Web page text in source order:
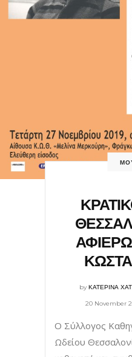
byΚΑΤΕΡΙΝΑ
20 November
Ο Σύλλογος
Ωδείου